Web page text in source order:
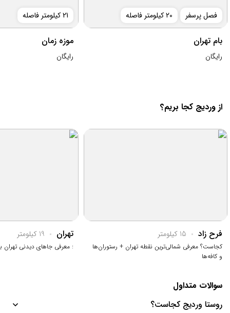
فصل پرسفر 20 کیلومتر فاصله
بام تهران
رایگان
21 کیلومتر فاصله
موزه زمان
رایگان
از وردیج کجا بریم؟
فرح زاد 15 کیلومتر
کجاست؟ معرفی شمالی‌ترین نقطه تهران + رستوران‌ها
و کافه‌ها
تهران 19 کیلومتر
: معرفی جاهای دیدنی
سوالات متداول
روستا وردیج کجاست؟